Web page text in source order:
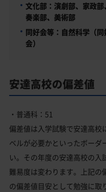
文化部：演劇部、家政
奏楽部、美術部
同好会等：自然科学（
会）
安達高校の偏差値
・普通科：51
偏差値は入学試験で安達高校
ベルが必要かといったボーダ
い。その年度の安達高校の
難易度は変わります。上記の
の偏差値目安として勉強に取